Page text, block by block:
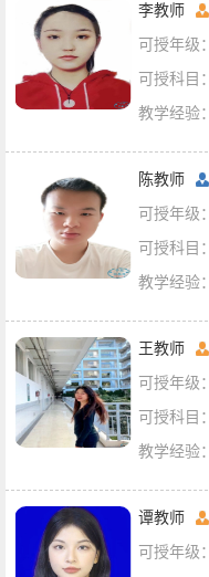
李教师
可授年级：
可授科目：
教学经验：
陈教师
可授年级：
可授科目：
教学经验：
王教师
可授年级：
可授科目：
教学经验：
谭教师
可授年级：